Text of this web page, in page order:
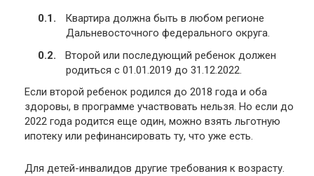
Квартира должна быть в любом регионе
Дальневосточного федерального округа.
Второй или последующий ребенок должен
родиться с 01.01.2019 до 31.12.2022.
Если второй ребенок родился до 2018 года и оба
здоровы, в программе участвовать нельзя. Но если до
2022 года родится еще один, можно взять льготную
ипотеку или рефинансировать ту, что уже есть.
Для детей-инвалидов другие требования к возрасту.